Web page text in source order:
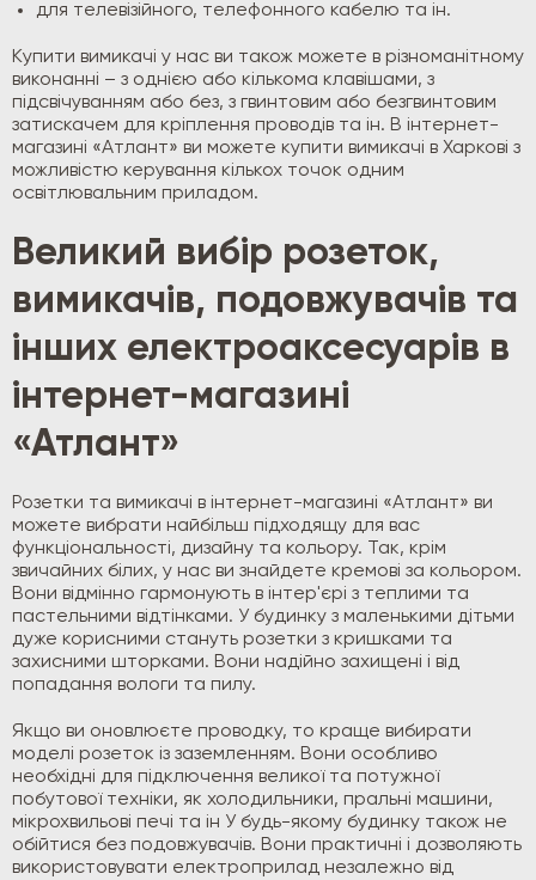
для телевізійного, телефонного кабелю та ін.
Купити вимикачі у нас ви також можете в різноманітному
виконанні – з однією або кількома клавішами, з
підсвічуванням або без, з гвинтовим або безгвинтовим
затискачем для кріплення проводів та ін. В інтернет-
магазині «Атлант» ви можете купити вимикачі в Харкові з
можливістю керування кількох точок одним
освітлювальним приладом.
Великий вибір розеток,
вимикачів, подовжувачів та
інших електроаксесуарів в
інтернет-магазині
«Атлант»
Розетки та вимикачі в інтернет-магазині «Атлант» ви
можете вибрати найбільш підходящу для вас
функціональності, дизайну та кольору. Так, крім
звичайних білих, у нас ви знайдете кремові за кольором.
Вони відмінно гармонують в інтер'єрі з теплими та
пастельними відтінками. У будинку з маленькими дітьми
дуже корисними стануть розетки з кришками та
захисними шторками. Вони надійно захищені і від
попадання вологи та пилу.
Якщо ви оновлюєте проводку, то краще вибирати
моделі розеток із заземленням. Вони особливо
необхідні для підключення великої та потужної
побутової техніки, як холодильники, пральні машини,
мікрохвильові печі та ін У будь-якому будинку також не
обійтися без подовжувачів. Вони практичні і дозволяють
використовувати електроприлад незалежно від